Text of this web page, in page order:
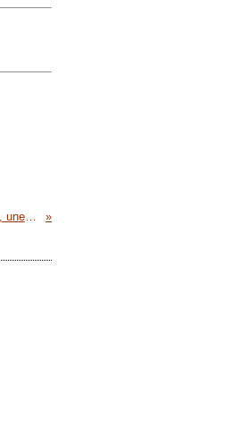
conférence «Les Guerres de religion et la Ligue, une histoire peu connue» à l'abbaye du Mont-Saint-Michel • vendredi 12 mai 2017